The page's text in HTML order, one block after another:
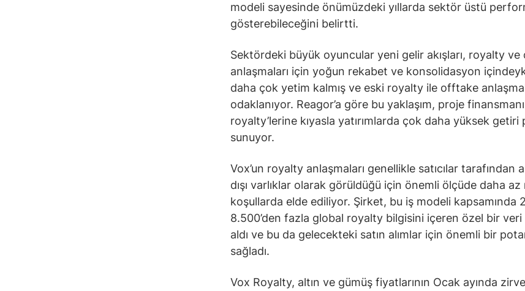
modeli sayesinde önümüzdeki yıllarda sektör üstü
gösterebileceğini belirtti.
Sektördeki büyük oyuncular yeni gelir akışları, royalty
anlaşmaları için yoğun rekabet ve konsolidasyon
daha çok yetim kalmış ve eski royalty ile offtake
odaklanıyor. Reagor’a göre bu yaklaşım, proje finansmanı
royalty’lerine kıyasla yatırımlarda çok daha yüksek getiri
sunuyor.
Vox’un royalty anlaşmaları genellikle satıcılar tarafından
dışı varlıklar olarak görüldüğü için önemli ölçüde daha
koşullarda elde ediliyor. Şirket, bu iş modeli kapsamında
8.500’den fazla global royalty bilgisini içeren özel bir veri
aldı ve bu da gelecekteki satın alımlar için önemli bir
sağladı.
Vox Royalty, altın ve gümüş fiyatlarının Ocak ayında